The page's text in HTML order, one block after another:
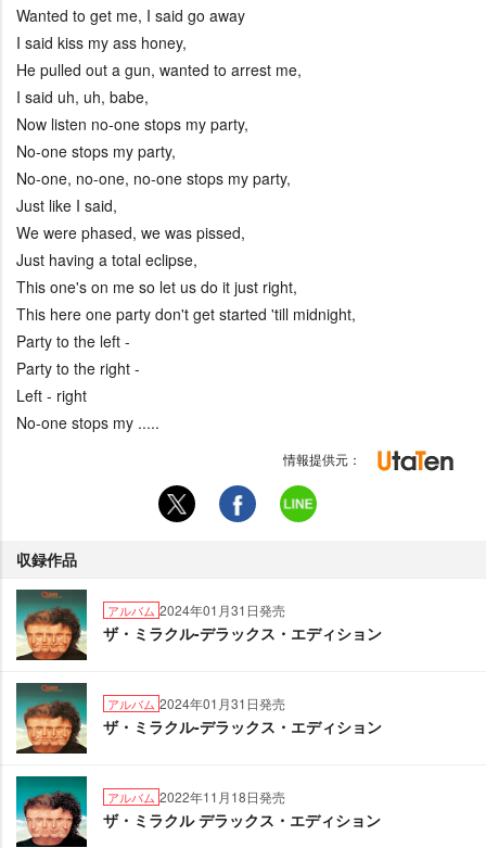
Wanted to get me, I said go away
I said kiss my ass honey,
He pulled out a gun, wanted to arrest me,
I said uh, uh, babe,
Now listen no-one stops my party,
No-one stops my party,
No-one, no-one, no-one stops my party,
Just like I said,
We were phased, we was pissed,
Just having a total eclipse,
This one's on me so let us do it just right,
This here one party don't get started 'till midnight,
Party to the left -
Party to the right -
Left - right
No-one stops my .....
情報提供元：
収録作品
アルバム 2024年01月31日発売
ザ・ミラクル-デラックス・エディション
アルバム 2024年01月31日発売
ザ・ミラクル-デラックス・エディション
アルバム 2022年11月18日発売
ザ・ミラクル デラックス・エディション